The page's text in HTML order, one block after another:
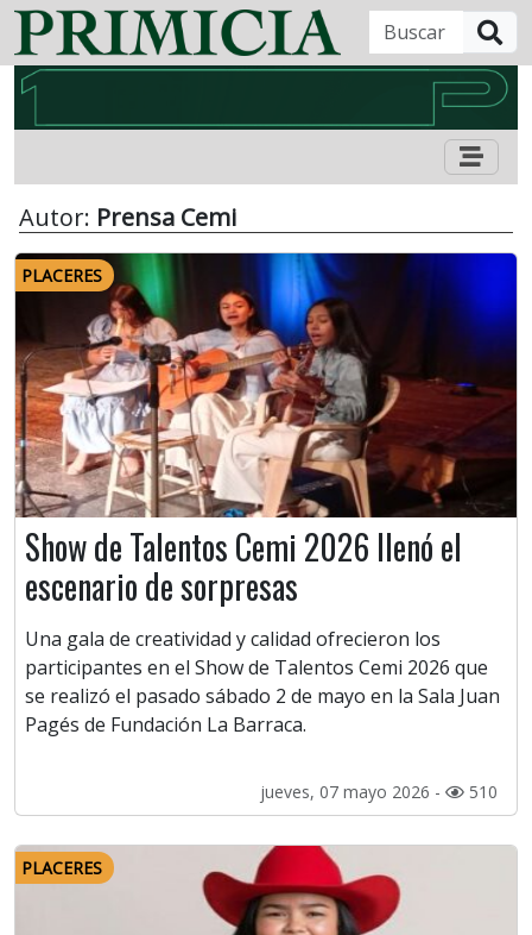
Autor: Prensa Cemi
PLACERES
Show de Talentos Cemi 2026 llenó el
escenario de sorpresas
Una gala de creatividad y calidad ofrecieron los
participantes en el Show de Talentos Cemi 2026 que
se realizó el pasado sábado 2 de mayo en la Sala Juan
Pagés de Fundación La Barraca.
jueves, 07 mayo 2026 - 510
PLACERES